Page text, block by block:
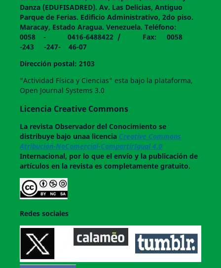
Danza (EDUFISADRED). Av. Las Delicias, Antiguo
Parque de Ferias. Edificio Administrativo, 2do piso.
Maracay, Estado Aragua. Venezuela. Teléfono:
0058 - 0416-6488422 / Fax: 0058
-243 -247- 46-07
Dirección postal: 2103
"Actividad Física y Ciencias" esta bajo la plataforma,
Open Journal Systems 3.0
Licencia Creative Commons
La revistaObservador del Conocimiento se
distribuye bajo unaa licencia Creative Commons
Atribución-NoComercial-CompartirIgual 4.0
Internacional, por lo que el envío y la publicación de
artículos en la revista es completamente gratuito.
Redes sociales